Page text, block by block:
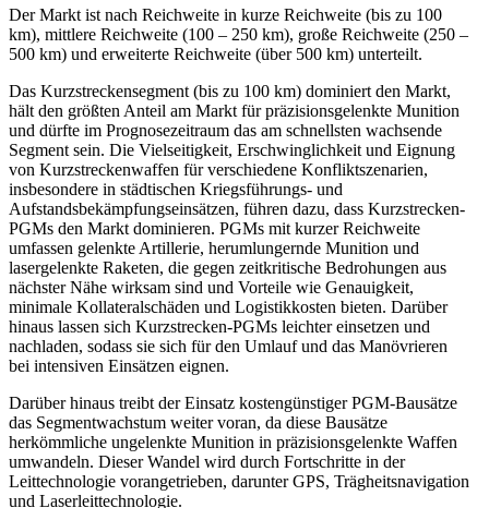
Der Markt ist nach Reichweite in kurze Reichweite (bis zu 100
km), mittlere Reichweite (100 – 250 km), große Reichweite (250 –
500 km) und erweiterte Reichweite (über 500 km) unterteilt.
Das Kurzstreckensegment (bis zu 100 km) dominiert den Markt,
hält den größten Anteil am Markt für präzisionsgelenkte Munition
und dürfte im Prognosezeitraum das am schnellsten wachsende
Segment sein. Die Vielseitigkeit, Erschwinglichkeit und Eignung
von Kurzstreckenwaffen für verschiedene Konfliktszenarien,
insbesondere in städtischen Kriegsführungs- und
Aufstandsbekämpfungseinsätzen, führen dazu, dass Kurzstrecken-
PGMs den Markt dominieren. PGMs mit kurzer Reichweite
umfassen gelenkte Artillerie, herumlungernde Munition und
lasergelenkte Raketen, die gegen zeitkritische Bedrohungen aus
nächster Nähe wirksam sind und Vorteile wie Genauigkeit,
minimale Kollateralschäden und Logistikkosten bieten. Darüber
hinaus lassen sich Kurzstrecken-PGMs leichter einsetzen und
nachladen, sodass sie sich für den Umlauf und das Manövrieren
bei intensiven Einsätzen eignen.
Darüber hinaus treibt der Einsatz kostengünstiger PGM-Bausätze
das Segmentwachstum weiter voran, da diese Bausätze
herkömmliche ungelenkte Munition in präzisionsgelenkte Waffen
umwandeln. Dieser Wandel wird durch Fortschritte in der
Leittechnologie vorangetrieben, darunter GPS, Trägheitsnavigation
und Laserleittechnologie.